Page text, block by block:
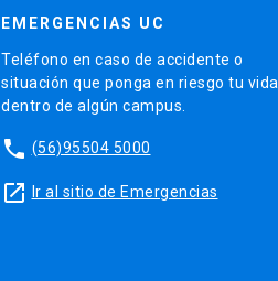
EMERGENCIAS UC
Teléfono en caso de accidente o
situación que ponga en riesgo tu vida
dentro de algún campus.
phone (56)95504 5000
launch Ir al sitio de Emergencias